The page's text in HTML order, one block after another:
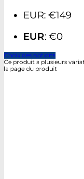
EUR: €149
EUR: €0
Choix des options
Ce produit a plusieurs
la page du produit